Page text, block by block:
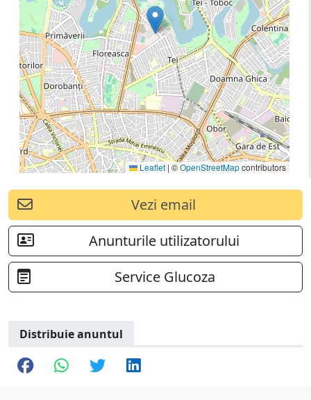
Leaflet |©OpenStreetMapcontributors
Vezi email
Anunturile utilizatorului
Service Glucoza
Distribuie anuntul